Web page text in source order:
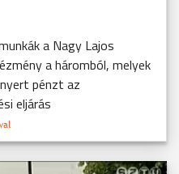
a Nagy Lajos
a háromból, melyek
pénzt az
eljárás